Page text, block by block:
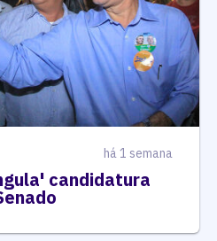
há 1 semana
candidatura